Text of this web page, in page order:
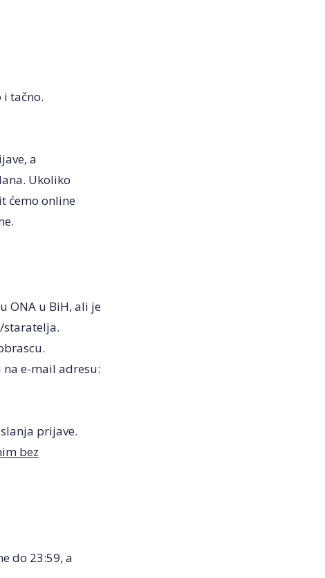
tačno.
a
Ukoliko
ćemo online
ONA u BiH, ali je
staratelja.
e-mail adresu:
prijave.
bez
do 23:59, a